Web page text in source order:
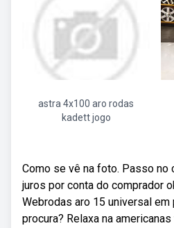
astra 4x100 aro rodas
kadett jogo
Como se vê na foto. Passo no
juros por conta do comprador
Webrodas aro 15 universal
procura? Relaxa na